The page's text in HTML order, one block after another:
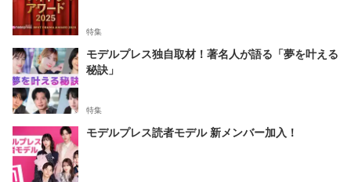
特集
モデルプレス独自取材！著名人が語る「夢を叶える
秘訣」
特集
モデルプレス読者モデル 新メンバー加入！